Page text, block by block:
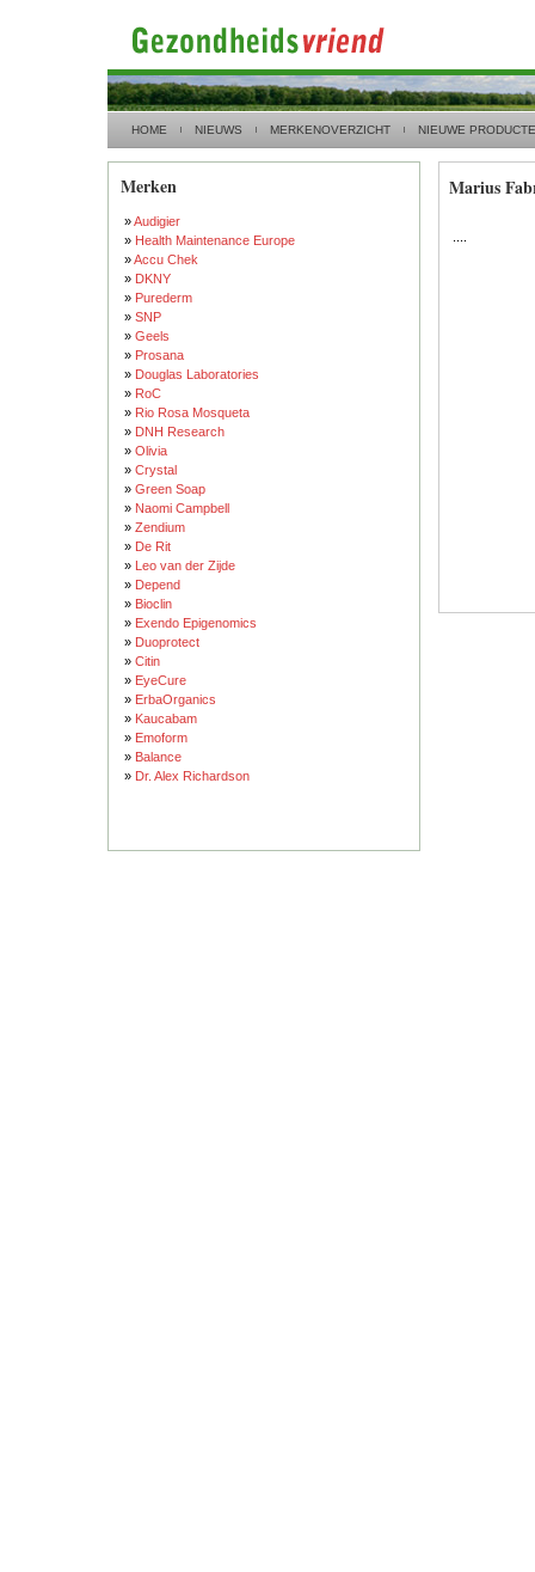
HOME NIEUWS MERKENOVERZICHT NIEUWE
Merken
»Audigier
» Health Maintenance Europe
»Accu Chek
» DKNY
» Purederm
» SNP
» Geels
» Prosana
» Douglas Laboratories
» RoC
» Rio Rosa Mosqueta
» DNH Research
» Olivia
» Crystal
» Green Soap
» Naomi Campbell
» Zendium
» De Rit
» Leo van der Zijde
» Depend
» Bioclin
» Exendo Epigenomics
» Duoprotect
» Citin
» EyeCure
» ErbaOrganics
» Kaucabam
» Emoform
» Balance
» Dr. Alex Richardson
Marius